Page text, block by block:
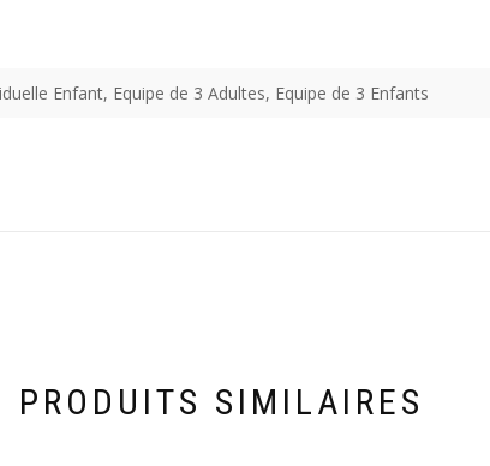
Enfant, Equipe de 3 Adultes, Equipe de 3 Enfants
PRODUITS SIMILAIRES